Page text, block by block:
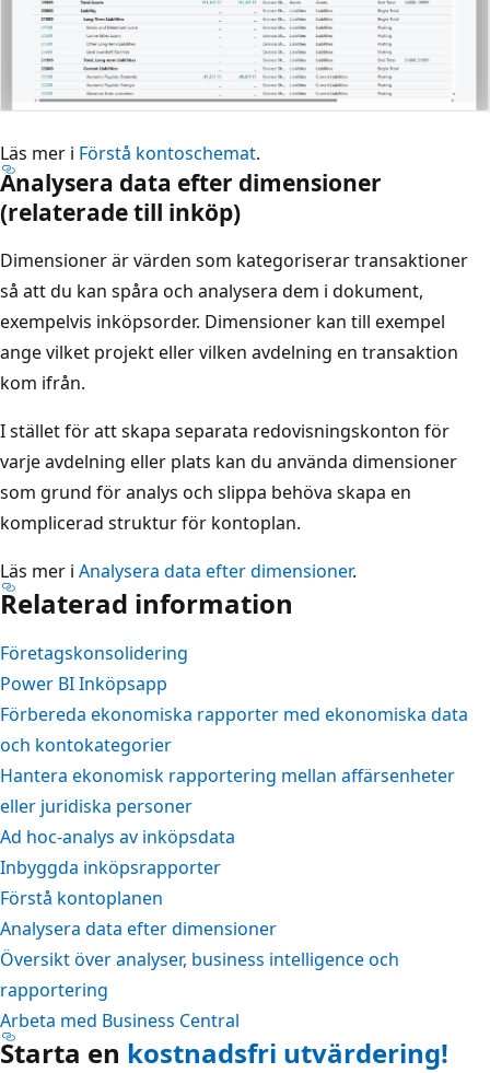
Läs mer i Förstå kontoschemat.
Analysera data efter dimensioner
(relaterade till inköp)
Dimensioner är värden som kategoriserar transaktioner
så att du kan spåra och analysera dem i dokument,
exempelvis inköpsorder. Dimensioner kan till exempel
ange vilket projekt eller vilken avdelning en transaktion
kom ifrån.
I stället för att skapa separata redovisningskonton för
varje avdelning eller plats kan du använda dimensioner
som grund för analys och slippa behöva skapa en
komplicerad struktur för kontoplan.
Läs mer i Analysera data efter dimensioner.
Relaterad information
Företagskonsolidering
Power BI Inköpsapp
Förbereda ekonomiska rapporter med ekonomiska data
och kontokategorier
Hantera ekonomisk rapportering mellan affärsenheter
eller juridiska personer
Ad hoc-analys av inköpsdata
Inbyggda inköpsrapporter
Förstå kontoplanen
Analysera data efter dimensioner
Översikt över analyser, business intelligence och
rapportering
Arbeta med Business Central
Starta en kostnadsfri utvärdering!